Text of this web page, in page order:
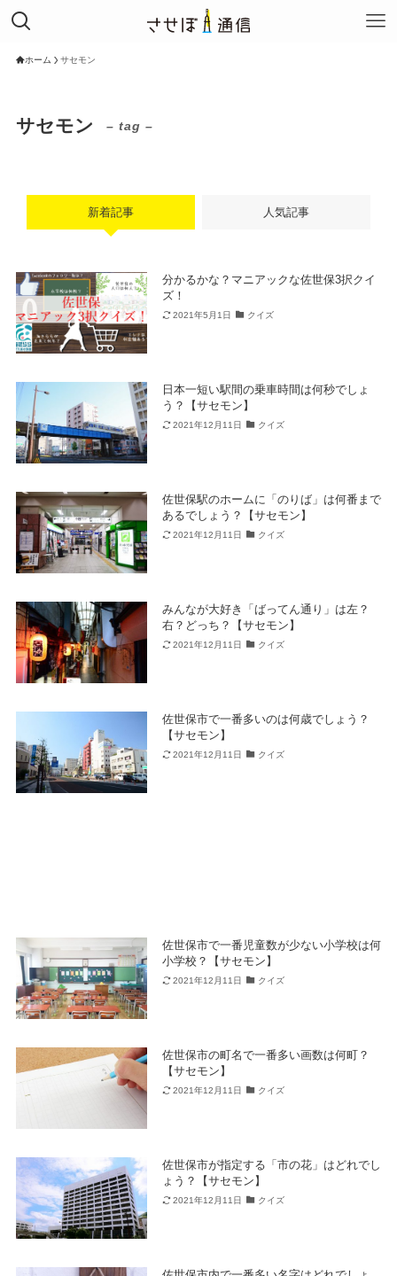
ホーム サセモン
サセモン – tag –
新着記事 人気記事
分かるかな？マニアックな佐世保3択クイ
ズ！
2021年5月1日 クイズ
日本一短い駅間の乗車時間は何秒でしょ
う？【サセモン】
2021年12月11日 クイズ
佐世保駅のホームに「のりば」は何番まで
あるでしょう？【サセモン】
2021年12月11日 クイズ
みんなが大好き「ばってん通り」は左？
右？どっち？【サセモン】
2021年12月11日 クイズ
佐世保市で一番多いのは何歳でしょう？
【サセモン】
2021年12月11日 クイズ
佐世保市で一番児童数が少ない小学校は何
小学校？【サセモン】
2021年12月11日 クイズ
佐世保市の町名で一番多い画数は何町？
【サセモン】
2021年12月11日 クイズ
佐世保市が指定する「市の花」はどれでし
ょう？【サセモン】
2021年12月11日 クイズ